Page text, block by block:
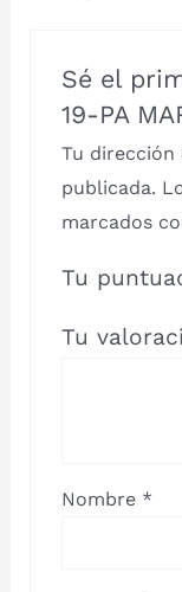
Sé el
19-PA
Tu
publicada.
marcados
Tu
Tu
Nombre *